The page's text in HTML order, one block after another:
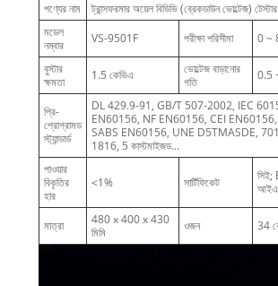
পণ্যের নাম
ট্রান্সফরমার অয়েল বিডিভি (ব্রেকডাউন ভোল্টেজ) টেস্টার
মডেল
নম্বার
VS-9501F পরীক্ষা পরিসীমা
0 ~
বুস্টার
ক্ষমতা
1.5 কেভিএ
ভোল্টেজ বাড়ানোর
গতি
0.5
প্রি-
প্রোগ্রামড
স্ট্যান্ডার্ড
DL 429.9-91, GB/T 507-2002, IEC
EN60156, NF EN60156, CEI
SABS EN60156, UNE D5TMASDE,
1816, 5 কাস্টমাইজড...
পাওয়ার
বিকৃতির
হার
<1% সার্টিফিকেট
সিই;
মাত্রা
480 x 400 x 430
মিমি
ওজন 34